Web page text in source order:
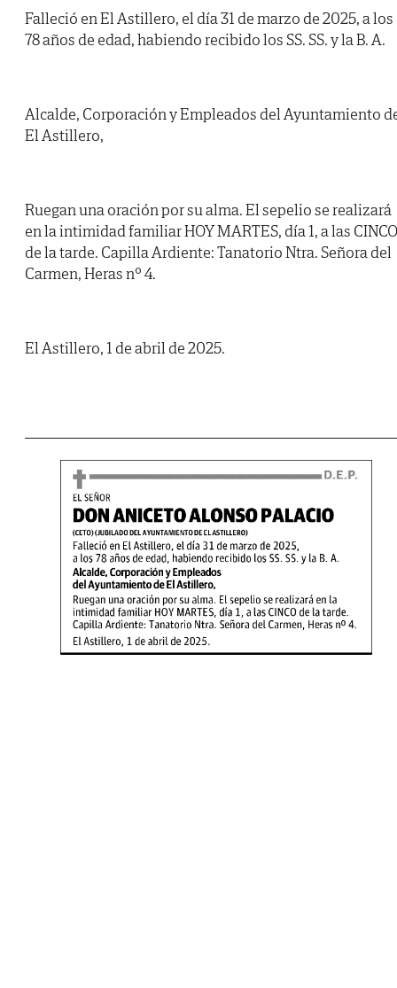
Falleció en El Astillero, el día 31 de marzo de 2025, a los
78 años de edad, habiendo recibido los SS. SS. y la B. A.
Alcalde, Corporación y Empleados del Ayuntamiento
El Astillero,
Ruegan una oración por su alma. El sepelio se realizará
en la intimidad familiar HOY MARTES, día 1, a las CINCO
de la tarde. Capilla Ardiente: Tanatorio Ntra. Señora del
Carmen, Heras nº 4.
El Astillero, 1 de abril de 2025.